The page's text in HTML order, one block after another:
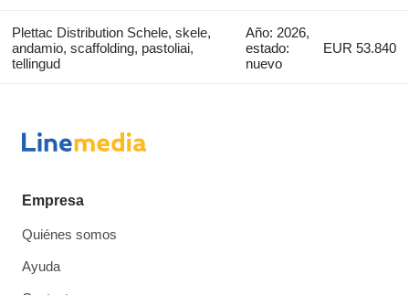
Plettac Distribution Schele, skele,
andamio, scaffolding, pastoliai,
tellingud
Año: 2026,
estado:
nuevo
EUR 53.840
Empresa
Quiénes somos
Ayuda